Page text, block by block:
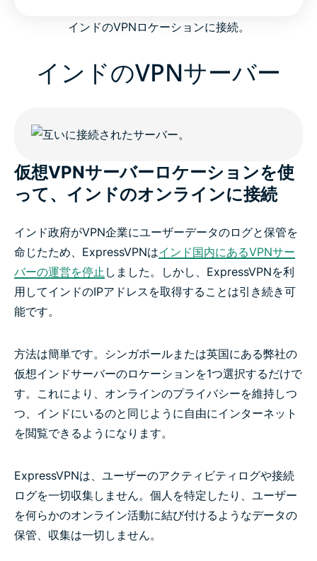
ExpressVPN for all countries
Get ExpressVPN for India risk-free
インドのVPNロケーションに接続。
インドのVPNサーバー
仮想VPNサーバーロケーションを使
って、インドのオンラインに接続
インド政府がVPN企業にユーザーデータのログと保管を
命じたため、ExpressVPNはインド国内にあるVPNサー
バーの運営を停止 しました。しかし、ExpressVPNを利
用してインドのIPアドレスを取得することは引き続き可
能です。
方法は簡単です。シンガポールまたは英国にある弊社の
仮想インドサーバーのロケーションを1つ選択するだけで
す。これにより、オンラインのプライバシーを維持しつ
つ、インドにいるのと同じように自由にインターネット
を閲覧できるようになります。
ExpressVPNは、ユーザーのアクティビティログや接続
ログを一切収集しません。個人を特定したり、ユーザー
を何らかのオンライン活動に結び付けるようなデータの
保管、収集は一切しません。